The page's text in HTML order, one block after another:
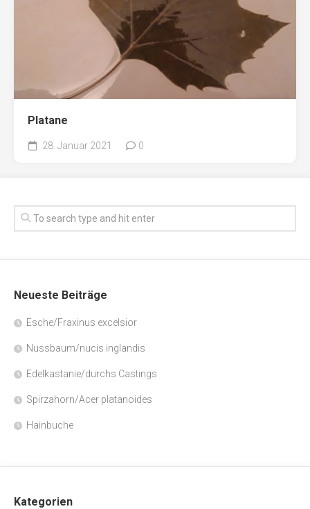
Platane
28. Januar 2021 0
Neueste Beiträge
Esche/Fraxinus excelsior
Nussbaum/nucis inglandis
Edelkastanie/durchs Castings
Spirzahorn/Acer platanoides
Hainbuche
Kategorien